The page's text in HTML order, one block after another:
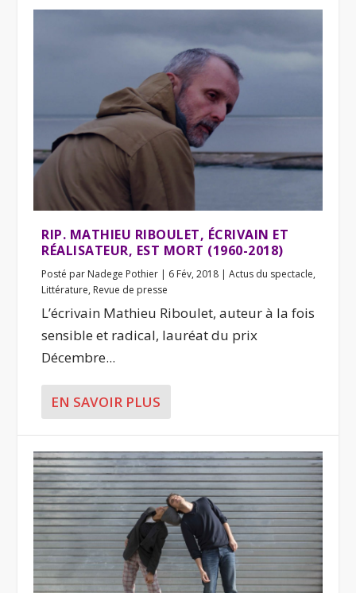
RIP. MATHIEU RIBOULET, ÉCRIVAIN ET
RÉALISATEUR, EST MORT (1960-2018)
Posté par Nadege Pothier | 6 Fév, 2018 |Actus du spectacle,
Littérature, Revue de presse
L’écrivain Mathieu Riboulet, auteur à la fois
sensible et radical, lauréat du prix
Décembre...
EN SAVOIR PLUS